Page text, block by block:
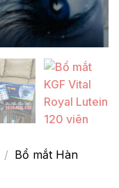
/ Bổ mắt Hàn